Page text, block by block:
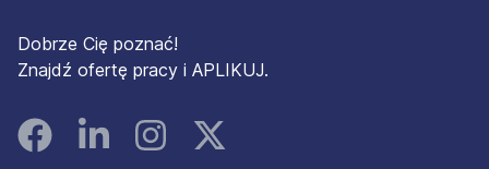
Dobrze Cię poznać!
Znajdź ofertę pracy i APLIKUJ.
FacebookLinked InInstagramInstagram